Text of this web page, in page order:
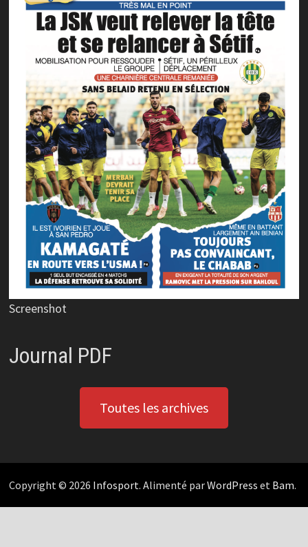
Screenshot
Journal PDF
Toutes les archives
Copyright © 2026 Infosport. Alimenté parWordPress et Bam.